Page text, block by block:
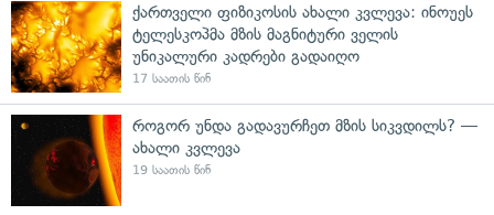
ქართველი ფიზიკოსის ახალი კვლევა: ინოუეს
ტელესკოპმა მზის მაგნიტური ველის
უნიკალური კადრები გადაიღო
17 საათის წინ
როგორ უნდა გადავურჩეთ მზის სიკვდილს? —
ახალი კვლევა
19 საათის წინ